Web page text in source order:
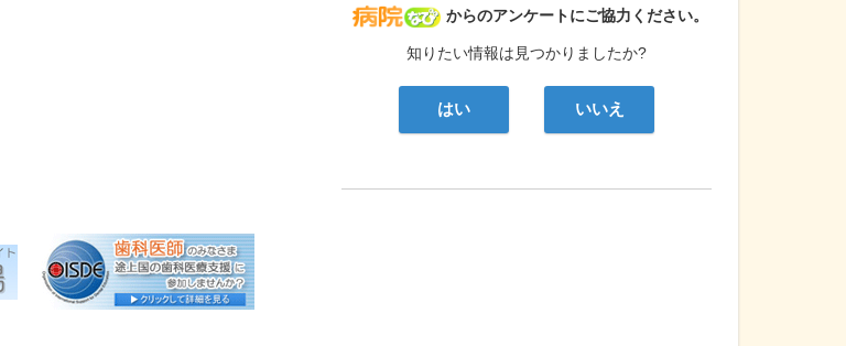
病院なび
からのアンケートにご協力ください。
知りたい情報は見つかりましたか?
はい いいえ